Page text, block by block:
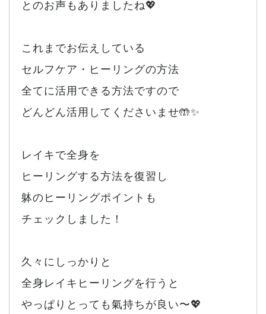
とのお声もありましたね💖
これまでお伝えしている
セルフケア・ヒーリングの方法
全てに活用できる方法ですので
どんどん活用してくださいませ🤲✨
レイキで全身を
ヒーリングする方法を復習し
躰のヒーリングポイントも
チェックしました！
久々にしっかりと
全身レイキヒーリングを行うと
やっぱりとっても氣持ちが良い〜💖